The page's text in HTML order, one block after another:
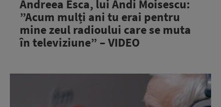
Andreea Esca, lui Andi Moisescu:
”Acum mulți ani tu erai pentru
mine zeul radioului care se muta
în televiziune” – VIDEO